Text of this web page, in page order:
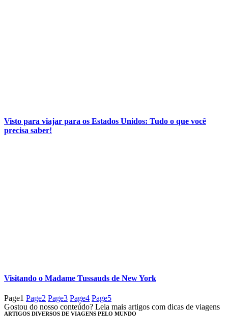
Visto para viajar para os Estados Unidos: Tudo o que você
precisa saber!
Visitando o Madame Tussauds de New York
Page1 Page2 Page3 Page4 Page5
Gostou do nosso conteúdo? Leia mais artigos com dicas de viagens
ARTIGOS DIVERSOS DE VIAGENS PELO MUNDO​